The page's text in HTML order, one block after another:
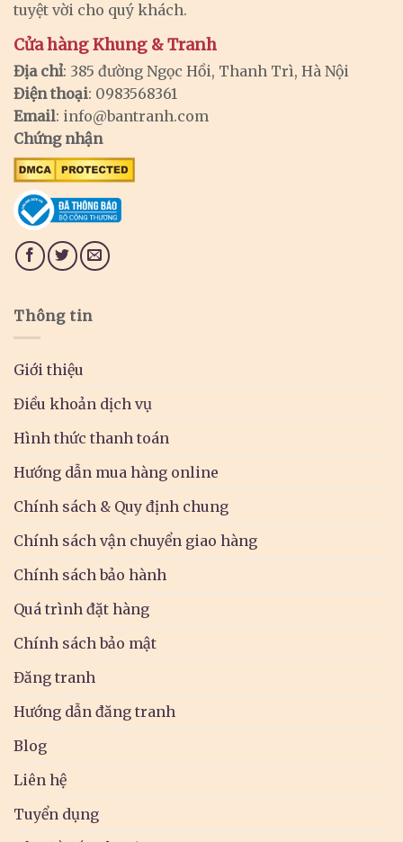
tuyệt vời cho quý khách.
Cửa hàng Khung & Tranh
Địa chỉ: 385 đường Ngọc Hồi, Thanh Trì, Hà Nội
Điện thoại: 0983568361
Email: info@bantranh.com
Chứng nhận
Thông tin
Giới thiệu
Điều khoản dịch vụ
Hình thức thanh toán
Hướng dẫn mua hàng online
Chính sách & Quy định chung
Chính sách vận chuyển giao hàng
Chính sách bảo hành
Quá trình đặt hàng
Chính sách bảo mật
Đăng tranh
Hướng dẫn đăng tranh
Blog
Liên hệ
Tuyển dụng